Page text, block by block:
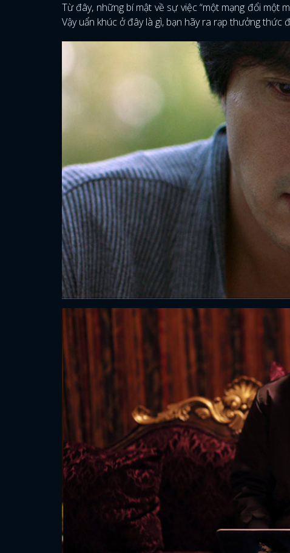
Từ đây, những bí mật về sự việc “một mạng đổi một
Vậy uẩn khúc ở đây là gì, bạn hãy ra rạp thưởng thức